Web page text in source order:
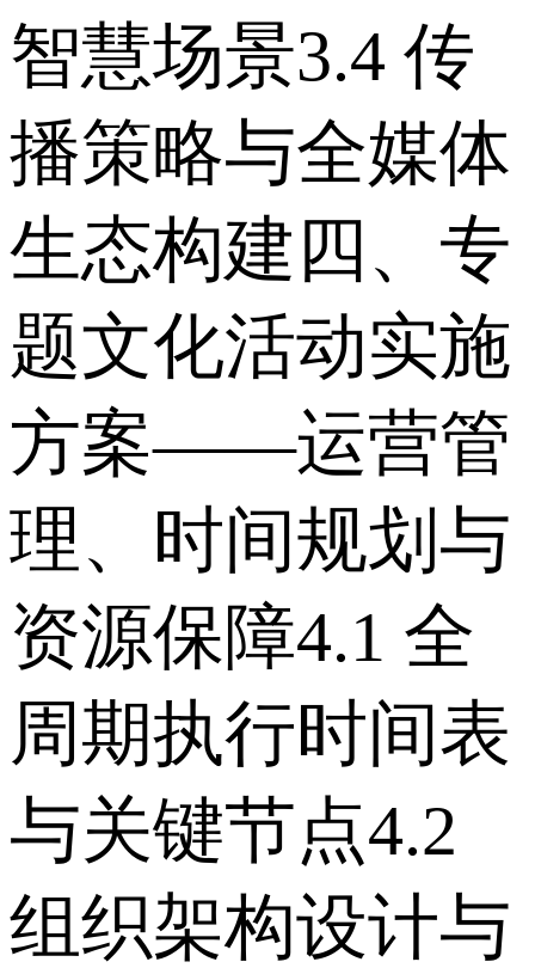
智慧场景 3.4 传
播策略与全媒体
生态构建 四、专
题文化活动实施
方案——运营管
理、时间规划与
资源保障 4.1 全
周期执行时间表
与关键节点 4.2
组织架构设计与